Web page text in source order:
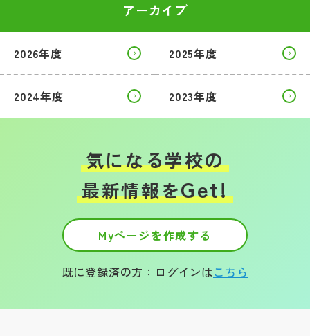
帰国生受験情報
説明会・イベント情報
学校からのお知らせ
学校HP最新情報
NettyLandかわら版
アーカイブ
2026年度 2025年度
2024年度 2023年度
気になる学校の
最新情報をGet!
Myページを作成する
既に登録済の方：ログインはこちら